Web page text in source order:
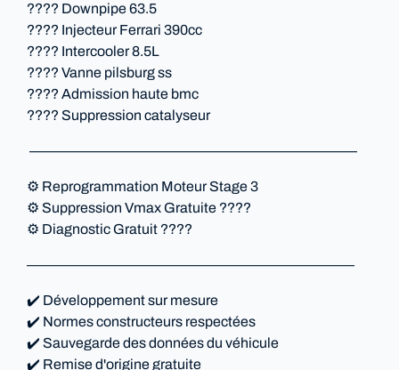
???? Downpipe 63.5
???? Injecteur Ferrari 390cc
???? Intercooler 8.5L
???? Vanne pilsburg ss
???? Admission haute bmc
???? Suppression catalyseur
———————————————————————
⚙️ Reprogrammation Moteur Stage 3
⚙️ Suppression Vmax Gratuite ????
⚙️ Diagnostic Gratuit ????
———————————————————————
✔️ Développement sur mesure
✔️ Normes constructeurs respectées
✔️ Sauvegarde des données du véhicule
✔️ Remise d'origine gratuite